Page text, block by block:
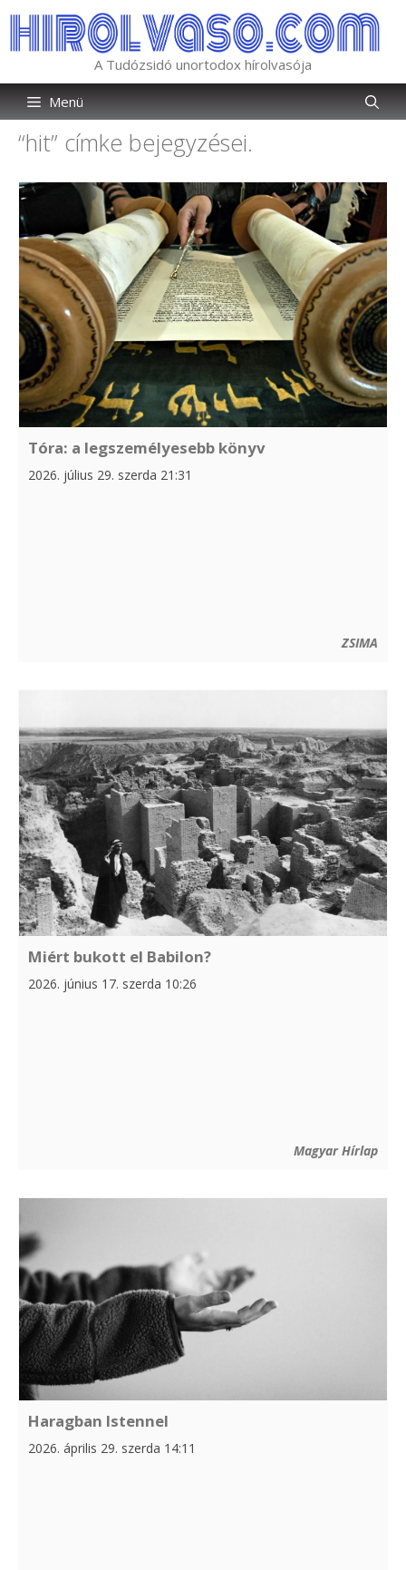
tartalomba
A Tudózsidó unortodox hírolvasója
Menü
“hit” címke bejegyzései.
Tóra: a legszemélyesebb könyv
2026. július 29. szerda 21:31
ZSIMA
Miért bukott el Babilon?
2026. június 17. szerda 10:26
Magyar Hírlap
Haragban Istennel
2026. április 29. szerda 14:11